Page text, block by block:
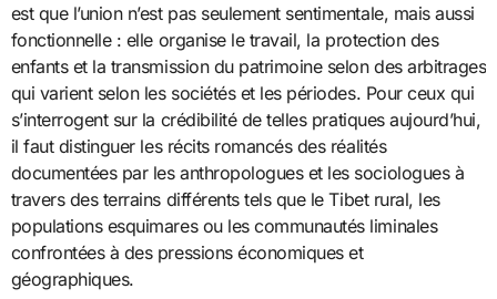
est que l’union n’est pas seulement sentimentale, mais aussi
fonctionnelle : elle organise le travail, la protection des
enfants et la transmission du patrimoine selon des arbitrages
qui varient selon les sociétés et les périodes. Pour ceux qui
s’interrogent sur la crédibilité de telles pratiques aujourd’hui,
il faut distinguer les récits romancés des réalités
documentées par les anthropologues et les sociologues à
travers des terrains différents tels que le Tibet rural, les
populations esquimares ou les communautés liminales
confrontées à des pressions économiques et
géographiques.